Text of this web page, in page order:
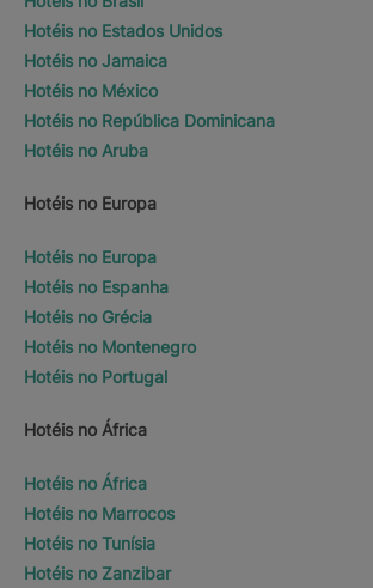
Hotéis no Estados Unidos
Hotéis no Jamaica
Hotéis no México
Hotéis no República Dominicana
Hotéis no Aruba
Hotéis no Europa
Hotéis no Europa
Hotéis no Espanha
Hotéis no Grécia
Hotéis no Montenegro
Hotéis no Portugal
Hotéis no África
Hotéis no África
Hotéis no Marrocos
Hotéis no Tunísia
Hotéis no Zanzibar